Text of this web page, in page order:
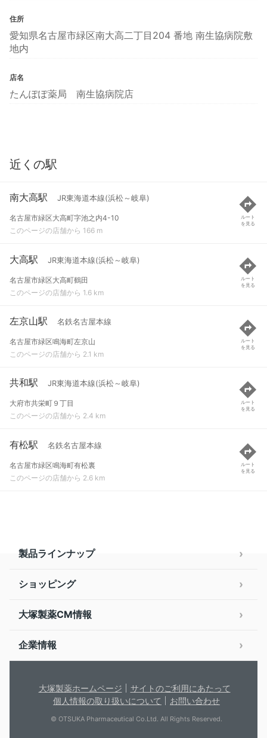
住所
愛知県名古屋市緑区南大高二丁目204 番地 南生協病院敷
地内
店名
たんぽぽ薬局 南生協病院店
近くの駅
南大高駅 JR東海道本線(浜松～岐阜)
名古屋市緑区大高町字池之内4-10
このページの店舗から 166 m
ルート
を見る
大高駅 JR東海道本線(浜松～岐阜)
名古屋市緑区大高町鶴田
このページの店舗から 1.6 km
ルート
を見る
左京山駅 名鉄名古屋本線
名古屋市緑区鳴海町左京山
このページの店舗から 2.1 km
ルート
を見る
共和駅 JR東海道本線(浜松～岐阜)
大府市共栄町９丁目
このページの店舗から 2.4 km
ルート
を見る
有松駅 名鉄名古屋本線
名古屋市緑区鳴海町有松裏
このページの店舗から 2.6 km
ルート
を見る
製品ラインナップ
ショッピング
大塚製薬CM情報
企業情報
大塚製薬ホームページ
サイトのご利用にあたって
個人情報の取り扱いについて
お問い合わせ
© OTSUKA Pharmaceutical Co.Ltd. All Rights Reserved.